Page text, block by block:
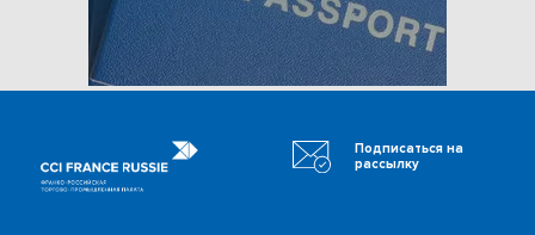
Подписаться на
рассылку